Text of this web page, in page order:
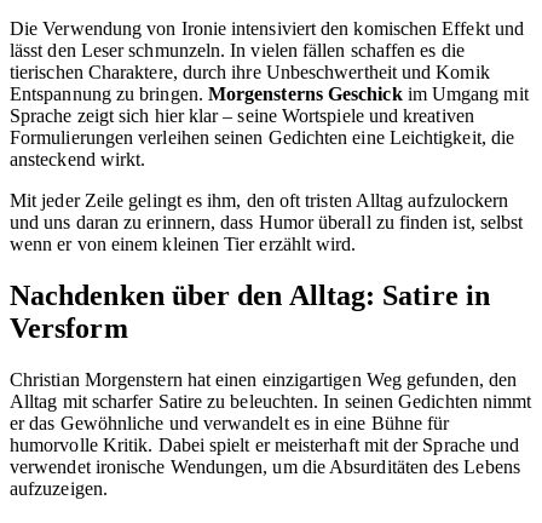
Die Verwendung von Ironie intensiviert den komischen Effekt und
lässt den Leser schmunzeln. In vielen fällen schaffen es die
tierischen Charaktere, durch ihre Unbeschwertheit und Komik
Entspannung zu bringen. Morgensterns Geschickim Umgang mit
Sprache zeigt sich hier klar – seine Wortspiele und kreativen
Formulierungen verleihen seinen Gedichten eine Leichtigkeit, die
ansteckend wirkt.
Mit jeder Zeile gelingt es ihm, den oft tristen Alltag aufzulockern
und uns daran zu erinnern, dass Humor überall zu finden ist, selbst
wenn er von einem kleinen Tier erzählt wird.
Nachdenken über den Alltag: Satire in
Versform
Christian Morgenstern hat einen einzigartigen Weg gefunden, den
Alltag mit scharfer Satire zu beleuchten. In seinen Gedichten nimmt
er das Gewöhnliche und verwandelt es in eine Bühne für
humorvolle Kritik. Dabei spielt er meisterhaft mit der Sprache und
verwendet ironische Wendungen, um die Absurditäten des Lebens
aufzuzeigen.